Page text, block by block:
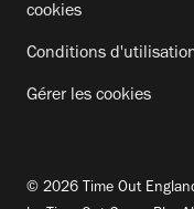
cookies
Conditions
Gérer les cookies
© 2026 Time Out